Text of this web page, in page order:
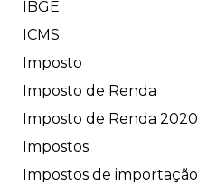
IBGE
ICMS
Imposto
Imposto de Renda
Imposto de Renda 2020
Impostos
Impostos de importação